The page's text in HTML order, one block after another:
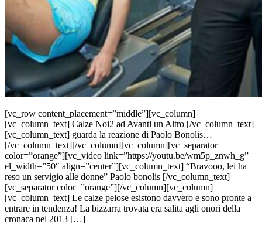
[vc_row content_placement=”middle”][vc_column]
[vc_column_text] Calze Noi2 ad Avanti un Altro [/vc_column_text]
[vc_column_text] guarda la reazione di Paolo Bonolis…
[/vc_column_text][/vc_column][vc_column][vc_separator
color=”orange”][vc_video link=”https://youtu.be/wm5p_znwh_g”
el_width=”50″ align=”center”][vc_column_text] “Bravooo, lei ha
reso un servigio alle donne” Paolo bonolis [/vc_column_text]
[vc_separator color=”orange”][/vc_column][vc_column]
[vc_column_text] Le calze pelose esistono davvero e sono pronte a
entrare in tendenza! La bizzarra trovata era salita agli onori della
cronaca nel 2013 […]